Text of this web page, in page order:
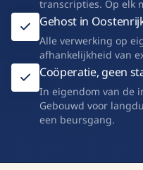
transcripties. Op elk
Gehost in
Alle verwerking op
afhankelijkheid van
Coöperatie, geen
In eigendom van de
Gebouwd voor
een beursgang.